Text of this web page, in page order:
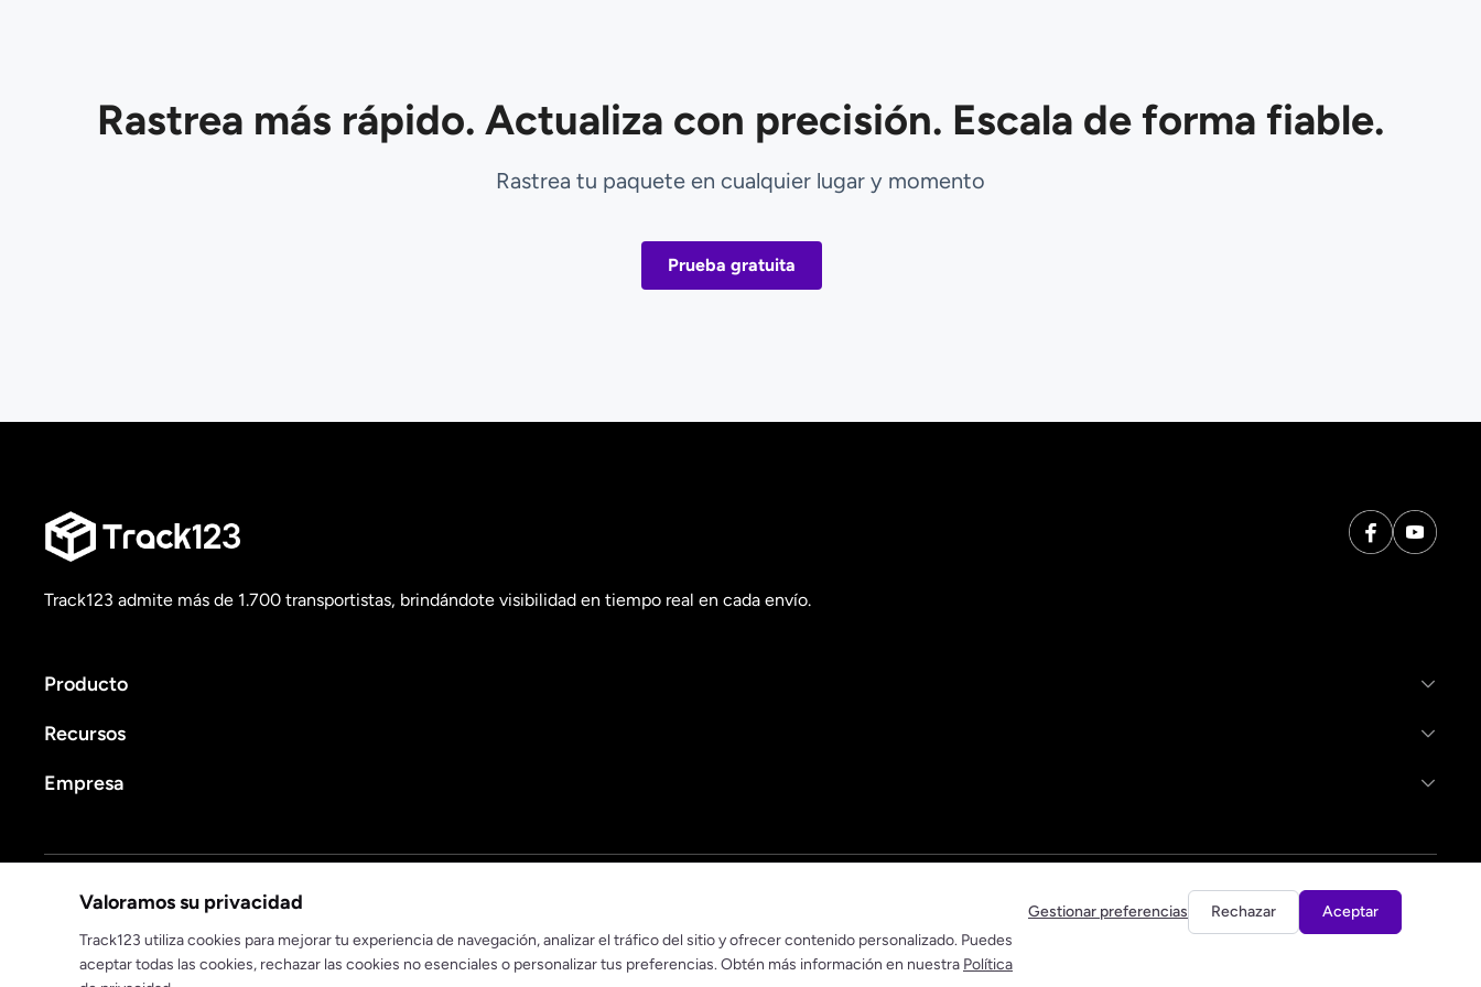
Rastrea más rápido. Actualiza con precisión. Escala de forma fiable.
Rastrea tu paquete en cualquier lugar y momento
Prueba gratuita
Track123 admite más de 1.700 transportistas, brindándote visibilidad en tiempo real en cada envío.
Producto
Recursos
Empresa
Política de privacidad Términos de servicio
© 2025 track123. Todos los derechos reservados
Valoramos su privacidad
Track123 utiliza cookies para mejorar tu experiencia de navegación, analizar el tráfico del sitio y ofrecer contenido personalizado. Puedes
aceptar todas las cookies, rechazar las cookies no esenciales o personalizar tus preferencias. Obtén más información en nuestra Política
Gestionar preferencias Rechazar Aceptar